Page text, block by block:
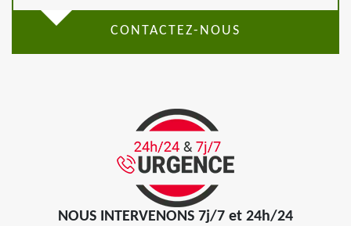
CONTACTEZ-NOUS
NOUS INTERVENONS 7j/7 et 24h/24